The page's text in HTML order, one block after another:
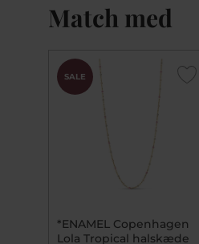
Match med
SALE
*ENAMEL Copenhagen
Lola Tropical halskæde